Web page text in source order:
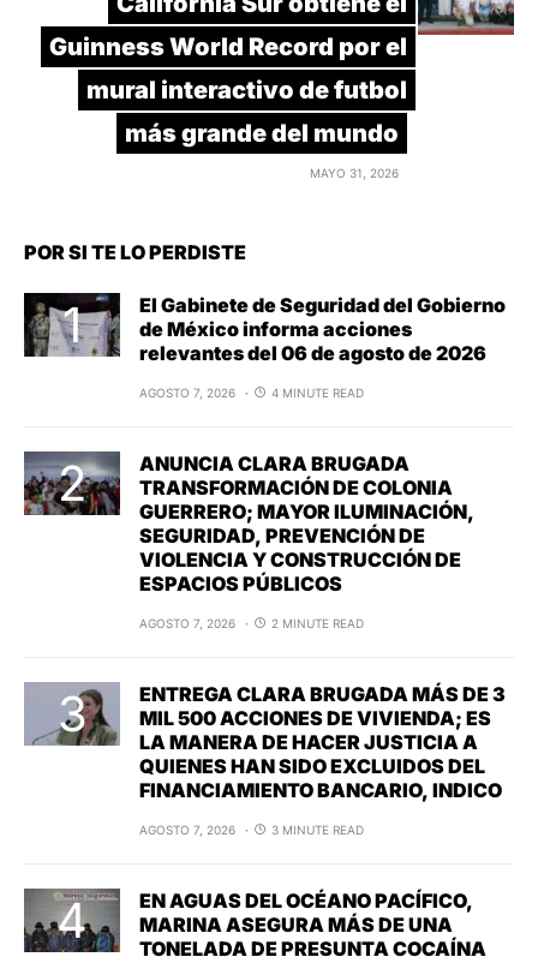
Guinness World Record por el
mural interactivo de futbol
más grande del mundo
MAYO 31, 2026
POR SI TE LO PERDISTE
El Gabinete de Seguridad del Gobierno
de México informa acciones
relevantes del 06 de agosto de 2026
AGOSTO 7, 2026 4 MINUTE READ
ANUNCIA CLARA BRUGADA
TRANSFORMACIÓN DE COLONIA
GUERRERO; MAYOR ILUMINACIÓN,
SEGURIDAD, PREVENCIÓN DE
VIOLENCIA Y CONSTRUCCIÓN DE
ESPACIOS PÚBLICOS
AGOSTO 7, 2026 2 MINUTE READ
ENTREGA CLARA BRUGADA MÁS DE 3
MIL 500 ACCIONES DE VIVIENDA; ES
LA MANERA DE HACER JUSTICIA A
QUIENES HAN SIDO EXCLUIDOS DEL
FINANCIAMIENTO BANCARIO, INDICO
AGOSTO 7, 2026 3 MINUTE READ
EN AGUAS DEL OCÉANO PACÍFICO,
MARINA ASEGURA MÁS DE UNA
TONELADA DE PRESUNTA COCAÍNA